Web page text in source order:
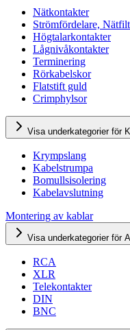
Nätkontakter
Strömfördelare,
Högtalarkontakter
Lågnivåkontakter
Terminering
Rörkabelskor
Flatstift guld
Crimphylsor
Visa underkategorier för
Krympslang
Kabelstrumpa
Bomullsisolering
Kabelavslutning
Montering av kablar
Visa underkategorier för
RCA
XLR
Telekontakter
DIN
BNC